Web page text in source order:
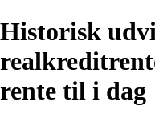
Historisk
rente til i dag